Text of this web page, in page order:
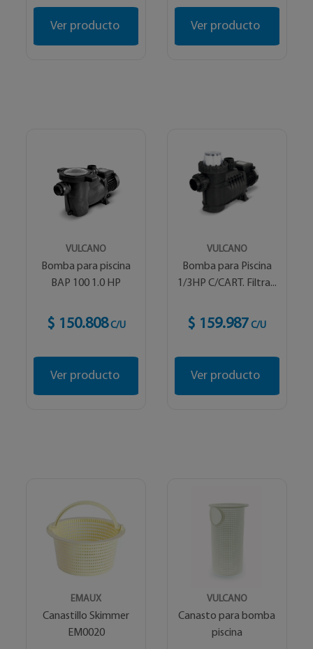
Ver producto Ver producto
VULCANO
Bomba para piscina
BAP 100 1.0 HP
$ 150.808 C/U
Ver producto
VULCANO
Bomba para Piscina
1/3HP C/CART. Filtra...
$ 159.987 C/U
Ver producto
EMAUX
Canastillo Skimmer
EM0020
VULCANO
Canasto para bomba
piscina